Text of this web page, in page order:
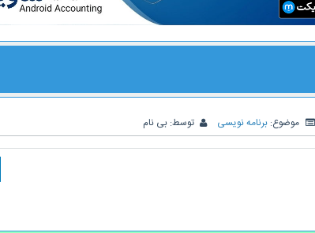
موضوع: برنامه نویسی توسط: بی نام